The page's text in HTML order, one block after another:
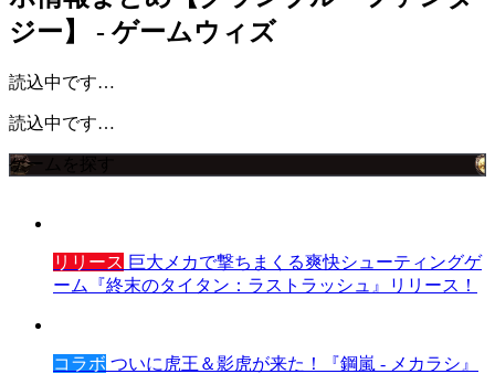
ジー】 - ゲームウィズ
読込中です…
読込中です…
ゲームを探す
リリース 巨大メカで撃ちまくる爽快シューティングゲ
ーム『終末のタイタン：ラストラッシュ』リリース！
コラボ ついに虎王＆影虎が来た！『鋼嵐 - メカラシ』